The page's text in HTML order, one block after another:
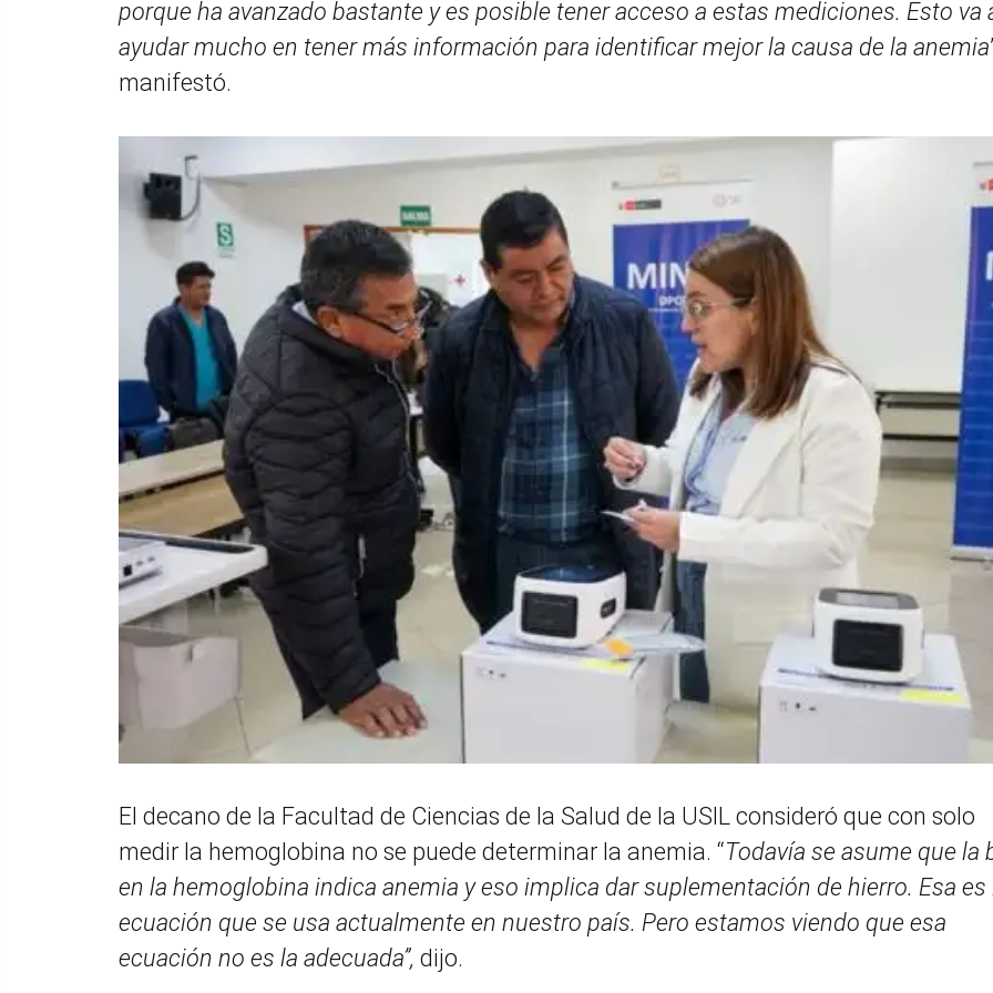
porque ha avanzado bastante y es posible tener acceso a estas mediciones. Esto va
ayudar mucho en tener más información para identificar mejor la causa de la anemia
manifestó.
El decano de la Facultad de Ciencias de la Salud de la USIL consideró que con solo
medir la hemoglobina no se puede determinar la anemia. “Todavía se asume que la
en la hemoglobina indica anemia y eso implica dar suplementación de hierro. Esa es
ecuación que se usa actualmente en nuestro país. Pero estamos viendo que esa
ecuación no es la adecuada”, dijo.